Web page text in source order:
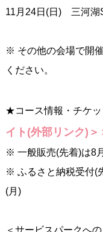
11月24日(日) 三河湖
※ その他の会場で開
ください。
★コース情報・チケッ
イト(外部リンク)＞
※ 一般販売(先着)は8
※ ふるさと納税受付(
(月)
＜サービスパークへ